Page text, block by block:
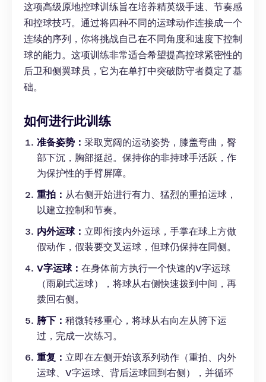
这项高级原地控球训练旨在培养精英级手速、节奏感
和控球技巧。通过将四种不同的运球动作连接成一个
连续的序列，你将挑战自己在不同角度和速度下控制
球的能力。这项训练非常适合希望提高控球紧密性的
后卫和侧翼球员，它为在单打中突破防守者奠定了基
础。
如何进行此训练
准备姿势： 采取宽阔的运动姿势，膝盖弯曲，臀
部下沉，胸部挺起。保持你的非持球手活跃，作
为保护性的手臂屏障。
重拍： 从右侧开始进行有力、猛烈的重拍运球，
以建立控制和节奏。
内外运球： 立即衔接内外运球，手掌在球上方做
假动作，假装要交叉运球，但球仍保持在同侧。
V字运球： 在身体前方执行一个快速的V字运球
（雨刷式运球），将球从右侧快速拨到中间，再
拨回右侧。
胯下： 稍微转移重心，将球从右向左从胯下运
过，完成一次练习。
重复： 立即在左侧开始该系列动作（重拍、内外
运球、V字运球、背后运球回到右侧），并循环